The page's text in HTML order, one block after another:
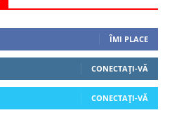
ÎMI PLACE
CONECTAȚI-VĂ
CONECTAȚI-VĂ